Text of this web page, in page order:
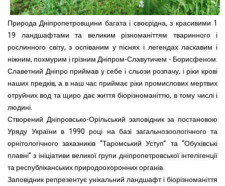
Природа Дніпропетровщини багата і своєрідна, з красивими 1
19 ландшафтами та великим різноманіттям тваринного і
рослинного світу, з оспіваним у піснях і легендах ласкавим і
ніжним, похмурим і грізним Дніпром-Славутичем - Борисфеном.
Славетний Дніпро приймав у себе і сльози розпачу, і ріки крові
наших предків, а в наш час приймає ріки промислових мертвих
отруйних вод та щиро дає життя біорізноманіттю, в тому числі і
людині.
Створений Дніпровсько-Орільський заповідник за постановою
Уряду України в 1990 році на базі загальнозоологічного та
орнітологічного заказників “Таромський Уступ” та “Обухівські
плавні” з ініціативи великої групи дніпропетровської інтелігенції
та республіканських природоохоронних органів.
Заповідник репрезентує унікальний ландшафт і біорізноманіття